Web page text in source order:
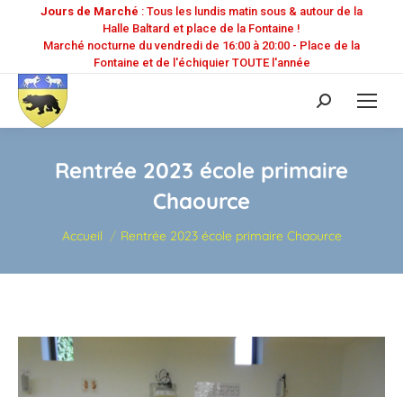
Jours de Marché : Tous les lundis matin sous & autour de la
Halle Baltard et place de la Fontaine !
Marché nocturne du vendredi de 16:00 à 20:00 - Place de la
Fontaine et de l'échiquier TOUTE l'année
Recherche
:
Rentrée 2023 école primaire
Chaource
Vous êtes ici :
Accueil Rentrée 2023 école primaire Chaource